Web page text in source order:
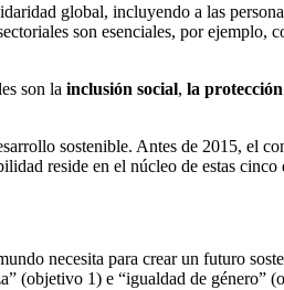
global, incluyendo a las
son esenciales, por ejemplo,
son la inclusión social, la
sostenible. Antes de 2015, el
reside en el núcleo de estas cinco
necesita para crear un futuro
(objetivo 1) e “igualdad de género”